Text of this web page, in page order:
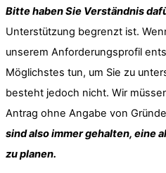
Bitte haben Sie Verständnis
Unterstützung begrenzt ist.
unserem Anforderungsprofil
Möglichstes tun, um Sie zu
besteht jedoch nicht. Wir
Antrag ohne Angabe von
sind also immer gehalten, eine
zu planen.